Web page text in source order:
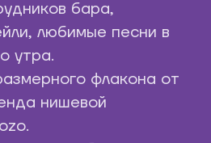
бара,
любимые песни в
утра.
флакона от
нишевой